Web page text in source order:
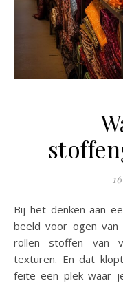
Bij het denken aan een stoffengroothandel, komt er een
beeld voor ogen
rollen stoffen van
texturen. En dat
feite een plek waar